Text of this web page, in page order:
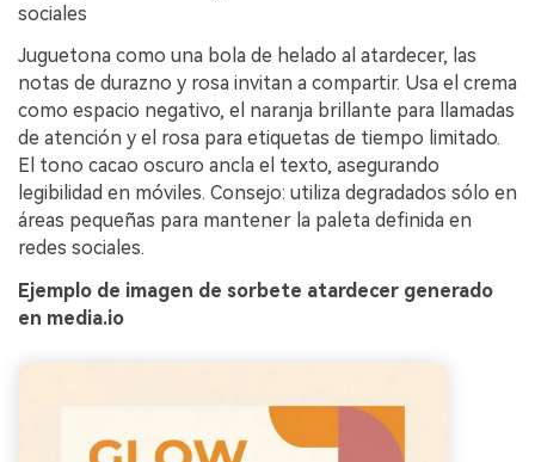
sociales
Juguetona como una bola de helado al atardecer, las
notas de durazno y rosa invitan a compartir. Usa el crema
como espacio negativo, el naranja brillante para llamadas
de atención y el rosa para etiquetas de tiempo limitado.
El tono cacao oscuro ancla el texto, asegurando
legibilidad en móviles. Consejo: utiliza degradados sólo en
áreas pequeñas para mantener la paleta definida en
redes sociales.
Ejemplo de imagen de sorbete atardecer generado
en media.io